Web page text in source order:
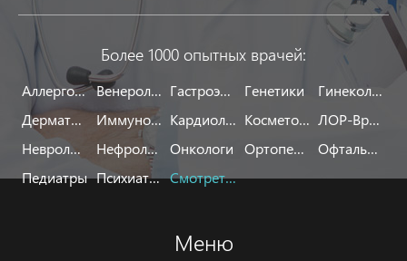
Более 1000 опытных врачей:
Аллергологи Венерологи Гастроэнтерологи Генетики
Гинекологи
Дерматологи
Иммунологи Кардиологи Косметологи
ЛОР-Врачи
Неврологи
Нефрологи Онкологи Ортопеды
Офтальмологи
Педиатры
Психиатры Смотреть все
Меню